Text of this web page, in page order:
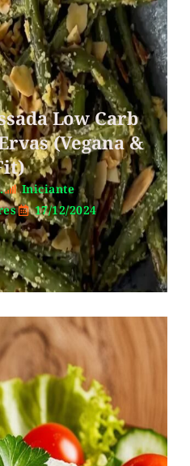
Low Carb
(Vegana &
Iniciante
17/12/2024